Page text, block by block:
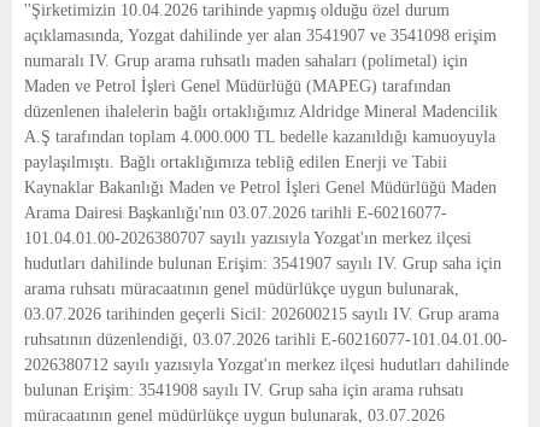
U
''Şirketimizin 10.04.2026 tarihinde yapmış olduğu özel durum
açıklamasında, Yozgat dahilinde yer alan 3541907 ve 3541098 erişim
numaralı IV. Grup arama ruhsatlı maden sahaları (polimetal) için
Maden ve Petrol İşleri Genel Müdürlüğü (MAPEG) tarafından
düzenlenen ihalelerin bağlı ortaklığımız Aldridge Mineral Madencilik
A.Ş tarafından toplam 4.000.000 TL bedelle kazanıldığı kamuoyuyla
paylaşılmıştı. Bağlı ortaklığımıza tebliğ edilen Enerji ve Tabii
Kaynaklar Bakanlığı Maden ve Petrol İşleri Genel Müdürlüğü Maden
Arama Dairesi Başkanlığı'nın 03.07.2026 tarihli E-60216077-
101.04.01.00-2026380707 sayılı yazısıyla Yozgat'ın merkez ilçesi
hudutları dahilinde bulunan Erişim: 3541907 sayılı IV. Grup saha için
arama ruhsatı müracaatının genel müdürlükçe uygun bulunarak,
03.07.2026 tarihinden geçerli Sicil: 202600215 sayılı IV. Grup arama
ruhsatının düzenlendiği, 03.07.2026 tarihli E-60216077-101.04.01.00-
2026380712 sayılı yazısıyla Yozgat'ın merkez ilçesi hudutları dahilinde
bulunan Erişim: 3541908 sayılı IV. Grup saha için arama ruhsatı
müracaatının genel müdürlükçe uygun bulunarak, 03.07.2026